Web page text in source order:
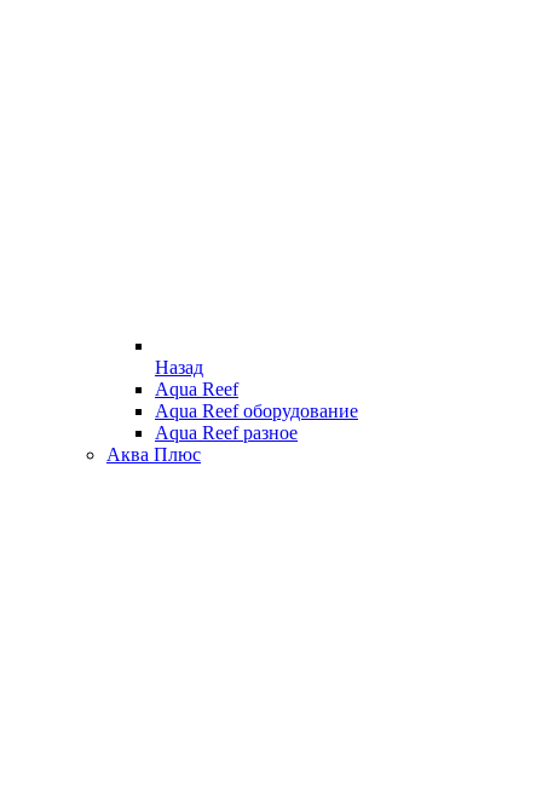
Назад
Aqua Reef
Aqua Reef оборудование
Aqua Reef разное
Аква Плюс